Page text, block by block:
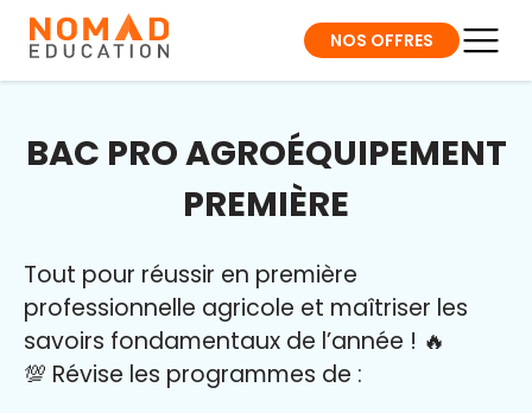
NOS OFFRES
BAC PRO AGROÉQUIPEMENT
PREMIÈRE
Tout pour réussir en première
professionnelle agricole et maîtriser les
savoirs fondamentaux de l’année ! 🔥
💯 Révise les programmes de :